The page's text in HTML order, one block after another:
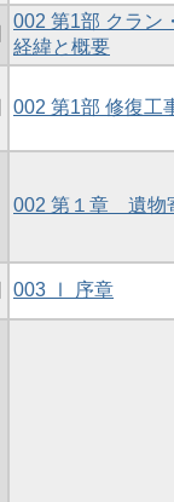
002 第1部 クラ
経緯と概要
002 第1部 修復
002 第１章 遺物
003 Ⅰ 序章